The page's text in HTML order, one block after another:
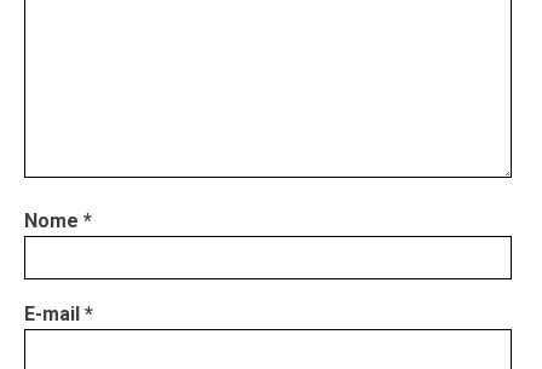
Nome *
E-mail *